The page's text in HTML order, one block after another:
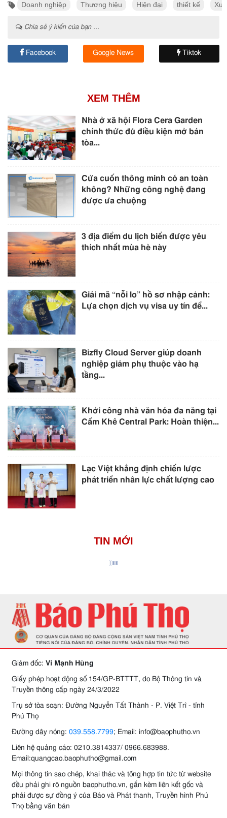
Doanh nghiệp Thương hiệu Hiện đại thiết kế Xu
Chia sẻ ý kiến của bạn ...
Facebook Google News Tiktok
XEM THÊM
Nhà ở xã hội Flora Cera Garden
chính thức đủ điều kiện mở bán
tòa...
Cửa cuốn thông minh có an toàn
không? Những công nghệ đang
được ưa chuộng
3 địa điểm du lịch biển được yêu
thích nhất mùa hè này
Giải mã “nỗi lo” hồ sơ nhập cảnh:
Lựa chọn dịch vụ visa uy tín để...
Bizfly Cloud Server giúp doanh
nghiệp giảm phụ thuộc vào hạ
tầng...
Khởi công nhà văn hóa đa năng tại
Cẩm Khê Central Park: Hoàn thiện...
Lạc Việt khẳng định chiến lược
phát triển nhân lực chất lượng cao
TIN MỚI
Giám đốc: Vi Mạnh Hùng
Giấy phép hoạt động số 154/GP-BTTTT, do Bộ Thông tin và
Truyền thông cấp ngày 24/3/2022
Trụ sở tòa soạn: Đường Nguyễn Tất Thành - P. Việt Trì - tỉnh
Phú Thọ
Đường dây nóng: 039.558.7799; Email: info@baophutho.vn
Liên hệ quảng cáo: 0210.3814337/ 0966.683988.
Email:quangcao.baophutho@gmail.com
Mọi thông tin sao chép, khai thác và tổng hợp tin tức từ website
đều phải ghi rõ nguồn baophutho.vn, gắn kèm liên kết gốc và
phải được sự đồng ý của Báo và Phát thanh, Truyền hình Phú
Thọ bằng văn bản